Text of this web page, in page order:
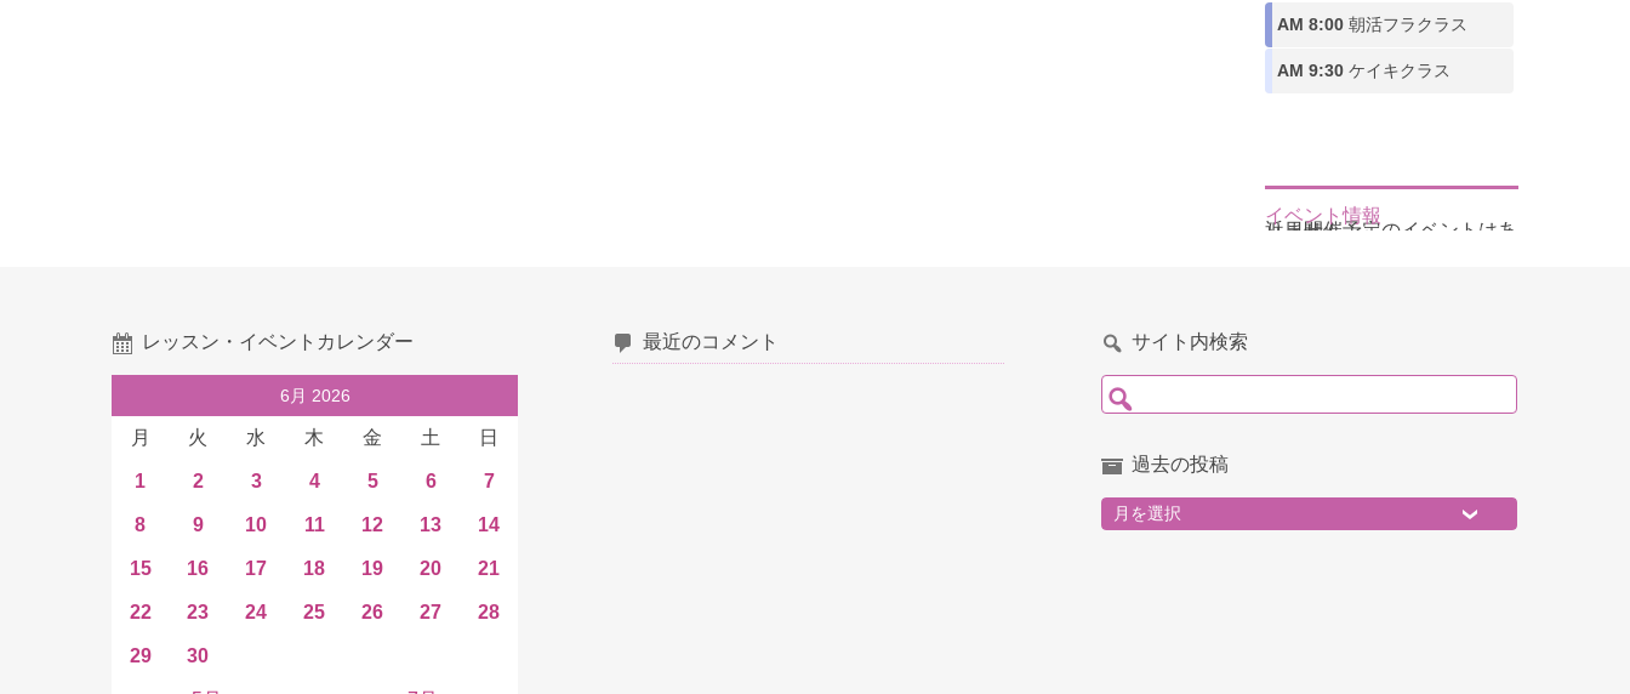
AM 8:00朝活フラクラス
AM 9:30ケイキクラス
イベント情報
近日開催予定のイベントはありません
レッスン・イベントカレンダー
6月 2026
月 火 水 木 金 土 日
1 2 3 4 5 6 7
8 9 10 11 12 13 14
15 16 17 18 19 20 21
22 23 24 25 26 27 28
29 30
最近のコメント サイト内検索
検索:
過去の投稿
過去の投稿